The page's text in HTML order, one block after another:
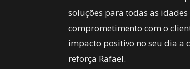
soluções para todas as
comprometimento com o
impacto positivo no seu dia a
reforça Rafael.